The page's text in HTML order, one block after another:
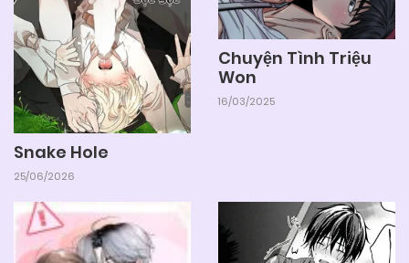
Snake Hole
25/06/2026
Chuyện Tình Triệu
Won
16/03/2025